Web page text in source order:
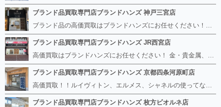
ブランド品買取専門店ブランドハンズ 神戸三宮店
ブランド品の高価買取はブランドハンズにお任せください！！ 高騰し続けている金・貴金属はもちろん、ルイヴィトン、エルメス、シャネル、ロレックスは特に力を入れております。 その他ブランド食器、銀シルバー製品、美容機器、脱毛器、スマホなど幅広く取り扱っております！ 鑑定士は経験豊富で親切丁寧な対応を心がけております。 鑑定書がないものでもしっかり見させて頂きます。
ブランド品買取専門店ブランドハンズ JR西宮店
高価買取はブランドハンズにお任せください！ 金・貴金属、ルイヴィトン、エルメス、シャネル、ロレックスは特に力を入れておりますが、 他店で断られたボロボロになったバッグや財布、壊れたブランド品、時計、千切れた貴金属もお買取り可能です。 経験豊富な鑑定士が宝石やダイヤモンドの鑑定書がないものでもしっかり見させて頂きます。 その他ブランド食器、銀シルバー製品、美容機器、脱毛器、スマホなど幅広く取り扱っております！ 是非お気軽にお越しください。
ブランド品買取専門店ブランドハンズ 京都四条河原町店
高価買取！！ルイヴィトン、エルメス、シャネルの使ってないものなど ブランドハンズならボロボロでも構いません。 他店に断られたものも当店ならお買取り可能です！ ロレックスやフェンディ、グッチも大歓迎です！ ブランド品や貴金属、時計、宝石、ダイヤモンドは特に高価買取ですのでお査定だけでもお待ちしております。
ブランド品買取専門店ブランドハンズ 枚方ビオルネ店